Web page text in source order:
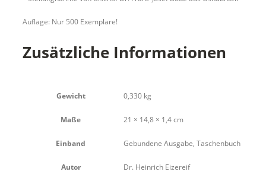
Auflage: Nur 500 Exemplare!
Zusätzliche Informationen
Gewicht 0,330 kg
Maße 21 × 14,8 × 1,4 cm
Einband Gebundene Ausgabe, Taschenbuch
Autor Dr. Heinrich Eizereif